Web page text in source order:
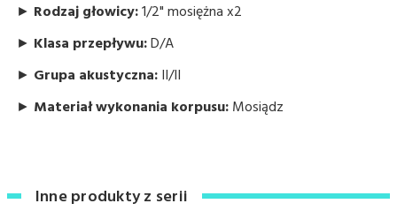
► Rodzaj głowicy:1/2" mosiężna x2
► Klasa przepływu:D/A
► Grupa akustyczna:II/II
► Materiał wykonania korpusu:Mosiądz
Inne produkty z serii